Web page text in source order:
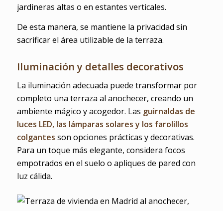
jardineras altas o en estantes verticales.
De esta manera, se mantiene la privacidad sin
sacrificar el área utilizable de la terraza.
Iluminación y detalles decorativos
La iluminación adecuada puede transformar por
completo una terraza al anochecer, creando un
ambiente mágico y acogedor. Las guirnaldas de
luces LED, las lámparas solares y los farolillos
colgantes son opciones prácticas y decorativas.
Para un toque más elegante, considera focos
empotrados en el suelo o apliques de pared con
luz cálida.